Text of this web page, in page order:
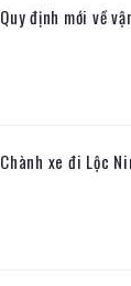
Quy định mới về
Chành xe đi Lộc